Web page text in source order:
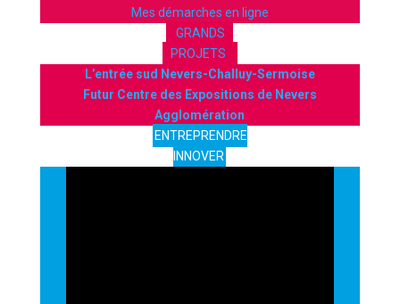
Mes démarches en ligne
GRANDS
PROJETS
L’entrée sud Nevers-Challuy-Sermoise
Futur Centre des Expositions de Nevers
Agglomération
ENTREPRENDRE
INNOVER